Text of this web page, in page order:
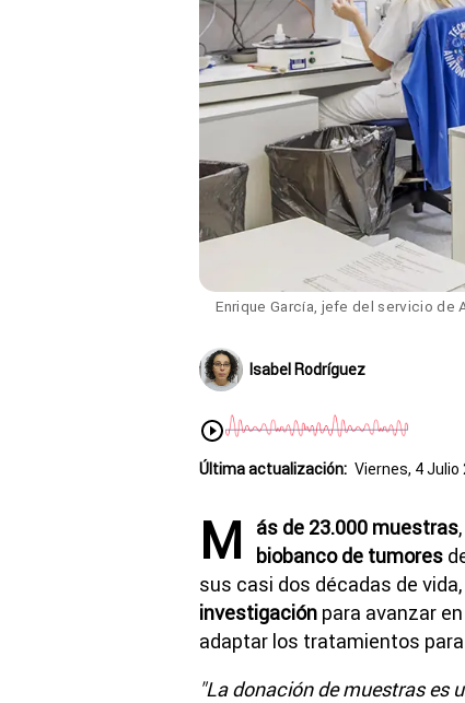
Enrique García, jefe del servicio de
Isabel Rodríguez
Última actualización: Viernes, 4 Julio
M ás de 23.000 muestras
biobanco de tumores
sus casi dos décadas de vida,
investigación para avanzar
adaptar los tratamientos
"La donación de muestras es